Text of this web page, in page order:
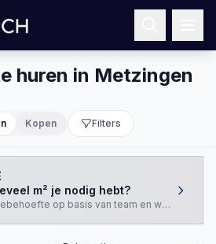
huren in Metzingen
Kopen Filters
m² je nodig hebt?
op basis van team en werkstijl.